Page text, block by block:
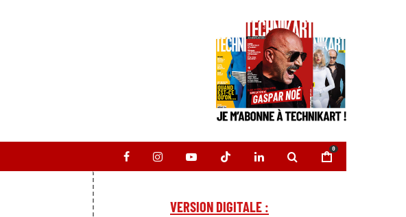
0
VERSION DIGITALE :